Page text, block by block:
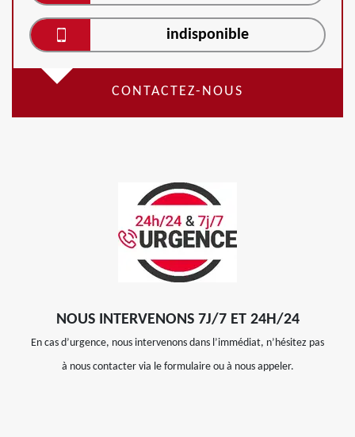
indisponible
CONTACTEZ-NOUS
NOUS INTERVENONS 7J/7 ET 24H/24
En cas d’urgence, nous intervenons dans l’immédiat, n’hésitez pas
à nous contacter via le formulaire ou à nous appeler.